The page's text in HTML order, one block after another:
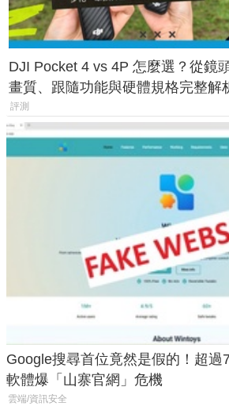
DJI Pocket 4 vs 4P 怎麼選？從鏡頭
畫質、跟隨功能與硬體規格完整解
一次看懂兩台差異
評測
Google搜尋首位竟然是假的！超過
軟體爆「山寨官網」危機
雲端/資訊安全